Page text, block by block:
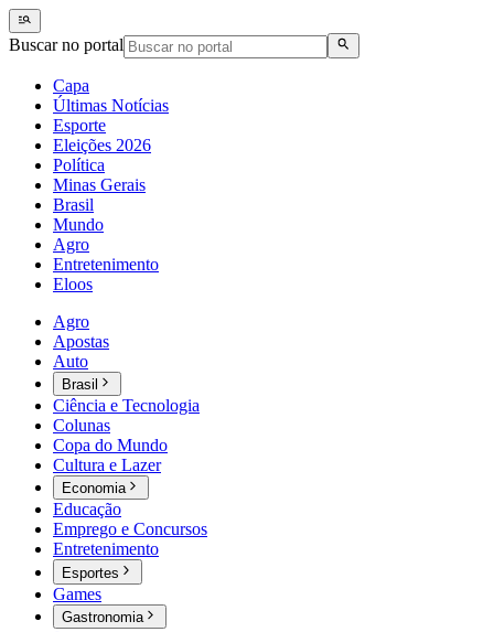
Buscar no portal
Capa
Últimas Notícias
Esporte
Eleições 2026
Política
Minas Gerais
Brasil
Mundo
Agro
Entretenimento
Eloos
Agro
Apostas
Auto
Brasil
Ciência e Tecnologia
Colunas
Copa do Mundo
Cultura e Lazer
Economia
Educação
Emprego e Concursos
Entretenimento
Esportes
Games
Gastronomia